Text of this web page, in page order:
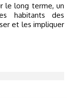
le long terme, un
habitants des
et les impliquer